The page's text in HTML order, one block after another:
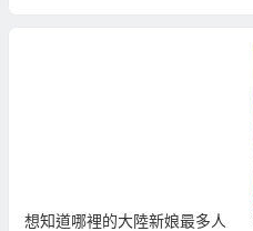
想知道哪裡的大陸新娘最多人